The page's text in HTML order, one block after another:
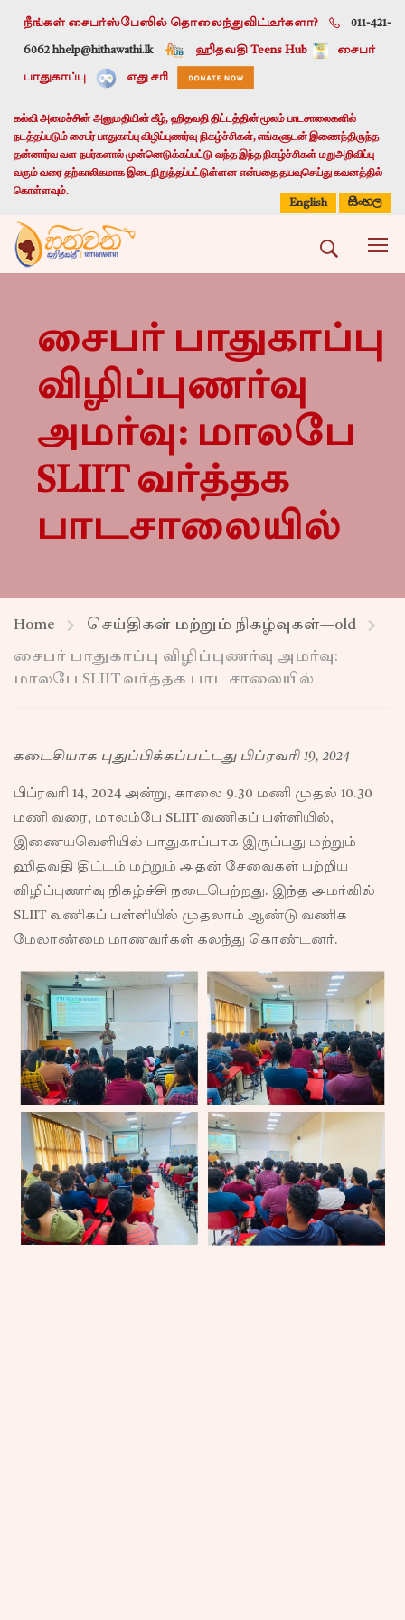
நீங்கள் சைபர்ஸ்பேஸில் தொலைந்துவிட்டீர்களா? 011-421-
6062 hhelp@hithawathi.lk ஹிதவதி Teens Hub சைபர்
பாதுகாப்பு எது சரி
கல்வி அமைச்சின் அனுமதியின் கீழ், ஹிதவதி திட்டத்தின் மூலம் பாடசாலைகளில்
நடத்தப்படும் சைபர் பாதுகாப்பு விழிப்புணர்வு நிகழ்ச்சிகள், எங்களுடன் இணைந்திருந்த
தன்னார்வ வள நபர்களால் முன்னெடுக்கப்பட்டு வந்த இந்த நிகழ்ச்சிகள் மறுஅறிவிப்பு
வரும் வரை தற்காலிகமாக இடைநிறுத்தப்பட்டுள்ளன என்பதை தயவுசெய்து கவனத்தில்
கொள்ளவும்.
English
සිංහල
சைபர் பாதுகாப்பு
விழிப்புணர்வு
அமர்வு: மாலபே
SLIIT வர்த்தக
பாடசாலையில்
Home செய்திகள் மற்றும் நிகழ்வுகள்—old
சைபர் பாதுகாப்பு விழிப்புணர்வு அமர்வு:
மாலபே SLIIT வர்த்தக பாடசாலையில்
கடைசியாக புதுப்பிக்கப்பட்டது பிப்ரவரி 19, 2024
பிப்ரவரி 14, 2024 அன்று, காலை 9.30 மணி முதல் 10.30
மணி வரை, மாலம்பே SLIIT வணிகப் பள்ளியில்,
இணையவெளியில் பாதுகாப்பாக இருப்பது மற்றும்
ஹிதவதி திட்டம் மற்றும் அதன் சேவைகள் பற்றிய
விழிப்புணர்வு நிகழ்ச்சி நடைபெற்றது. இந்த அமர்வில்
SLIIT வணிகப் பள்ளியில் முதலாம் ஆண்டு வணிக
மேலாண்மை மாணவர்கள் கலந்து கொண்டனர்.